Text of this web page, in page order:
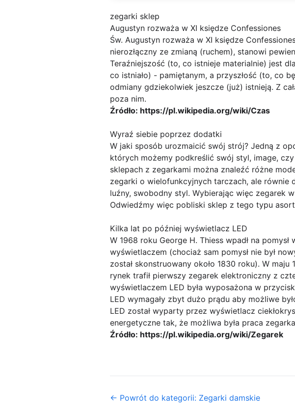
zegarki sklep
Augustyn rozważa w XI księdze Confessiones
Św. Augustyn rozważa w XI księdze
nierozłączny ze zmianą (ruchem), stanowi
Teraźniejszość (to, co istnieje materialnie) jest
co istniało) - pamiętanym, a przyszłość (to, co
odmiany gdziekolwiek jeszcze (już) istnieją. Z
poza nim.
Źródło: https://pl.wikipedia.org/wiki/Czas
Wyraź siebie poprzez dodatki
W jaki sposób urozmaicić swój strój? Jedną z
których możemy podkreślić swój styl, image,
sklepach z zegarkami można znaleźć różne
zegarki o wielofunkcyjnych tarczach, ale
luźny, swobodny styl. Wybierając więc zegarek
Odwiedźmy więc pobliski sklep z tego typu
Kilka lat po później wyświetlacz LED
W 1968 roku George H. Thiess wpadł na
wyświetlaczem (chociaż sam pomysł nie był
został skonstruowany około 1830 roku). W
rynek trafił pierwszy zegarek elektroniczny z
wyświetlaczem LED była wyposażona w
LED wymagały zbyt dużo prądu aby możliwe
LED został wyparty przez wyświetlacz
energetyczne tak, że możliwa była praca
Źródło: https://pl.wikipedia.org/wiki/Zegarek
← Powrót do kategorii: Zegarki damskie